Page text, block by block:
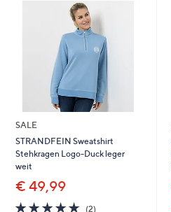
SALE
STRANDFEIN Sweatshirt
Stehkragen Logo-Duck leger
weit
€ 49,99
5.0
(2)